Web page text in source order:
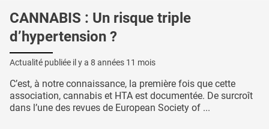
CANNABIS : Un risque triple
d’hypertension ?
Actualité publiée il y a 8 années 11 mois
C’est, à notre connaissance, la première fois que cette
association, cannabis et HTA est documentée. De surcroît
dans l’une des revues de European Society of ...